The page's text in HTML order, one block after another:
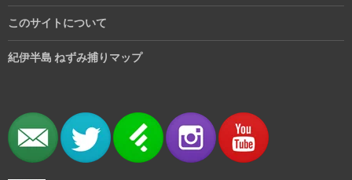
このサイトについて
紀伊半島 ねずみ捕りマップ